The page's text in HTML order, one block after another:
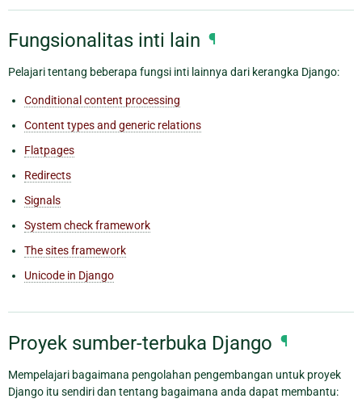
Fungsionalitas inti lain ¶
Pelajari tentang beberapa fungsi inti lainnya dari kerangka Django:
Conditional content processing
Content types and generic relations
Flatpages
Redirects
Signals
System check framework
The sites framework
Unicode in Django
Proyek sumber-terbuka Django ¶
Mempelajari bagaimana pengolahan pengembangan untuk proyek
Django itu sendiri dan tentang bagaimana anda dapat membantu: